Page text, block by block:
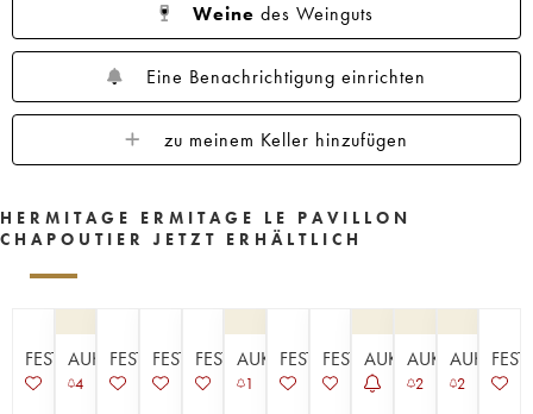
Weine des Weinguts
Eine Benachrichtigung einrichten
zu meinem Keller hinzufügen
HERMITAGE ERMITAGE LE PAVILLON
CHAPOUTIER JETZT ERHÄLTLICH
FESTPREISEAUKTION
4
FESTPREISEFESTPREISE
FESTPREISEAUKTION
1
FESTPREISEFESTPREISE
AUKTIONAUKTION
2
AUKTION
2